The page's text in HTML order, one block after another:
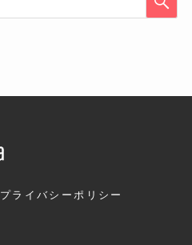
プライバシーポリシー